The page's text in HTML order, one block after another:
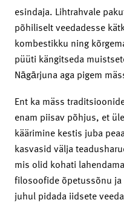
esindaja. Lihtrahvale
põhiliselt veedadesse
kombestikku ning
püüti kängitseda
Nāgārjuna aga pigem
Ent ka mäss
enam piisav põhjus, et
käärimine kestis juba
kasvasid välja
mis olid kohati
filosoofide õpetussõnu
juhul pidada iidsete